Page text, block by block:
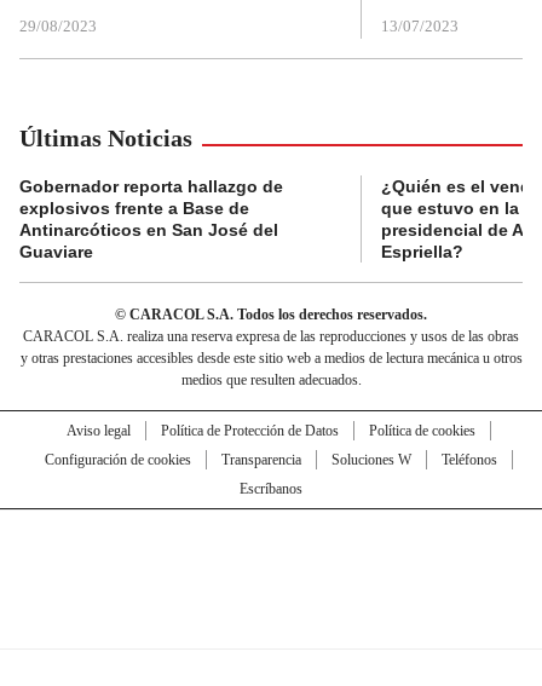
29/08/2023 13/07/2023
Últimas Noticias
Gobernador reporta hallazgo de
explosivos frente a Base de
Antinarcóticos en San José del
Guaviare
¿Quién es el
que estuvo en la
presidencial de
Espriella?
© CARACOL S.A. Todos los derechos reservados.
CARACOL S.A. realiza una reserva expresa de las reproducciones y usos de las obras
y otras prestaciones accesibles desde este sitio web a medios de lectura mecánica u otros
medios que resulten adecuados.
Aviso legal Política de Protección de Datos
Política de cookies
Configuración de cookies
Transparencia Soluciones W
Teléfonos
Escríbanos